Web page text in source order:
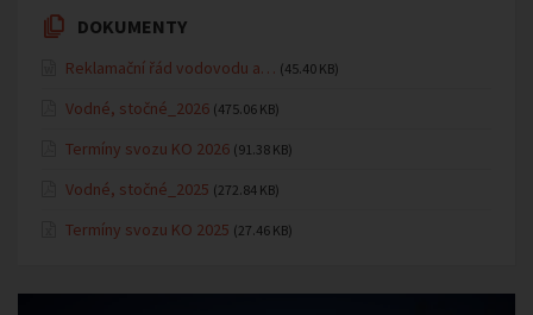
DOKUMENTY
Reklamační řád vodovodu a… (45.40 KB)
Vodné, stočné_2026 (475.06 KB)
Termíny svozu KO 2026 (91.38 KB)
Vodné, stočné_2025 (272.84 KB)
Termíny svozu KO 2025 (27.46 KB)